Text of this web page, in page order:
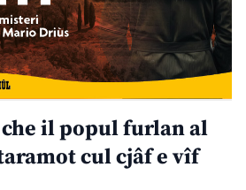
il popul furlan al
cul cjâf e vîf